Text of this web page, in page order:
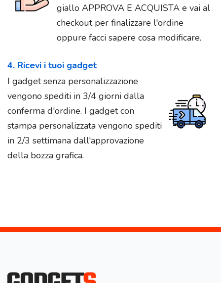
giallo APPROVA E ACQUISTA e vai al
checkout per finalizzare l'ordine
oppure facci sapere cosa modificare.
4. Ricevi i tuoi gadget
I gadget senza personalizzazione
vengono spediti in 3/4 giorni dalla
conferma d'ordine. I gadget con
stampa personalizzata vengono spediti
in 2/3 settimana dall'approvazione
della bozza grafica.